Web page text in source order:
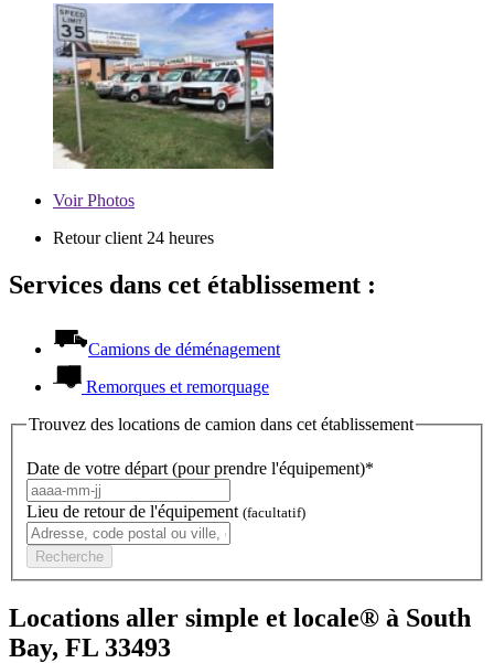
VoirPhotos
Retour client 24 heures
Services dans cet établissement :
Camions de déménagement
Remorques et remorquage
Trouvez des locations de camion dans cet établissement
Date de votre départ (pour prendre l'équipement)*
Lieu de retour de l'équipement (facultatif)
Recherche
Locations aller simple et locale® à South
Bay, FL 33493